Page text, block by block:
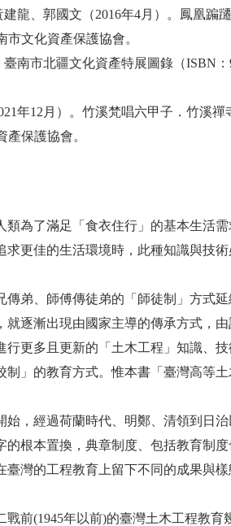
龍、郭國文（2016年4月）。鳳凰蹁
市文化資產保護協會。
南市北疆文化資產特展圖錄（ISBN：
年12月）。竹溪梵唱六甲子．竹溪
產保護協會。
為了滿足「食衣住行」的基本生活
更佳的生活環境時，此種知識與技術
弟、師傅傳徒弟的「師徒制」方式
逐漸出現由國家主導的傳承方式，
更多且更新的「土木工程」知識、
」的教育方式。惟本書「臺灣高等
，經過荷蘭時代、明鄭、清領到日
根本置換，典章制度、包括教育制
灣的工程教育上留下不同的成果與
前(1945年以前)的臺灣土木工程教育